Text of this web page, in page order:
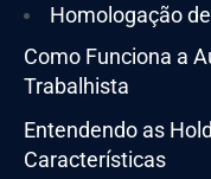
Homologação
Como Funciona a
Trabalhista
Entendendo as
Características